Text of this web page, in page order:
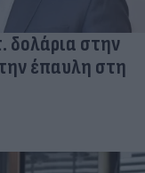
δολάρια στην
έπαυλη στη